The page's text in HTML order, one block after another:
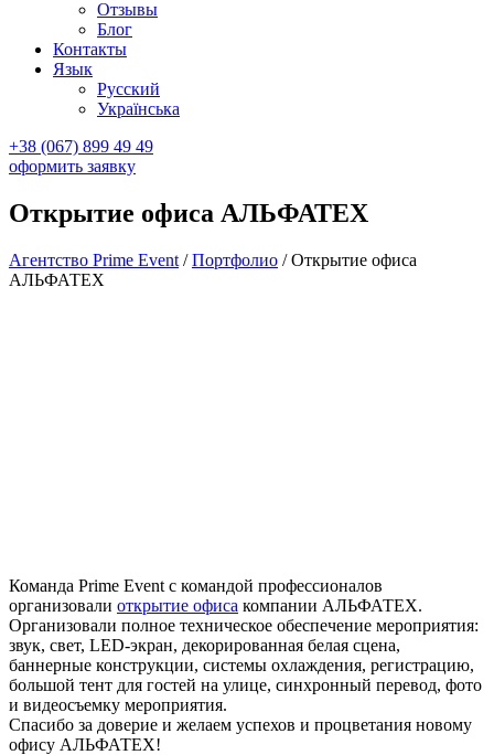
Отзывы
Блог
Контакты
Язык
Русский
Українська
+38 (067) 899 49 49
оформить заявку
Открытие офиса АЛЬФАТЕХ
Агентство Prime Event /Портфолио /Открытие офиса
АЛЬФАТЕХ
Команда Prime Event с командой профессионалов
организовали открытие офиса компании АЛЬФАТЕХ.
Организовали полное техническое обеспечение мероприятия:
звук, свет, LED-экран, декорированная белая сцена,
баннерные конструкции, системы охлаждения, регистрацию,
большой тент для гостей на улице, синхронный перевод, фото
и видеосъемку мероприятия.
Спасибо за доверие и желаем успехов и процветания новому
офису АЛЬФАТЕХ!